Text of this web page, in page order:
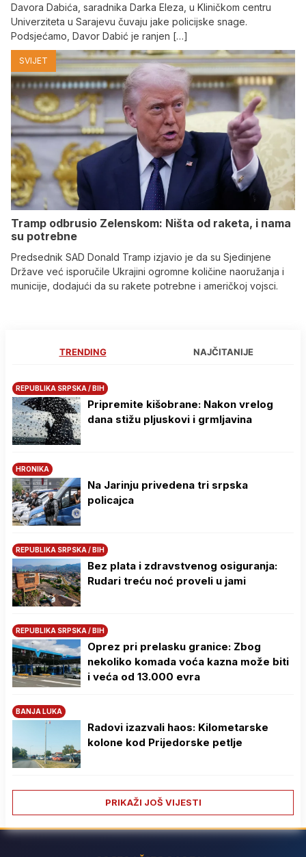
Davora Dabića, saradnika Darka Eleza, u Kliničkom centru
Univerziteta u Sarajevu čuvaju jake policijske snage.
Podsjećamo, Davor Dabić je ranjen […]
SVIJET
Tramp odbrusio Zelenskom: Ništa od raketa, i nama
su potrebne
Predsednik SAD Donald Tramp izjavio je da su Sjedinjene
Države već isporučile Ukrajini ogromne količine naoružanja i
municije, dodajući da su rakete potrebne i američkoj vojsci.
TRENDING NAJČITANIJE
REPUBLIKA SRPSKA / BIH
Pripremite kišobrane: Nakon vrelog
dana stižu pljuskovi i grmljavina
HRONIKA
Na Јarinju privedena tri srpska
policajca
REPUBLIKA SRPSKA / BIH
Bez plata i zdravstvenog osiguranja:
Rudari treću noć proveli u jami
REPUBLIKA SRPSKA / BIH
Oprez pri prelasku granice: Zbog
nekoliko komada voća kazna može biti
i veća od 13.000 evra
BANJA LUKA
Radovi izazvali haos: Kilometarske
kolone kod Prijedorske petlje
PRIKAŽI JOŠ VIJESTI